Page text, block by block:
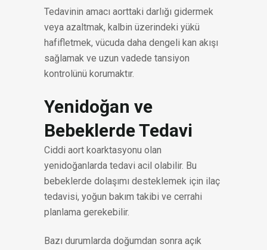
Tedavinin amacı aorttaki darlığı gidermek
veya azaltmak, kalbin üzerindeki yükü
hafifletmek, vücuda daha dengeli kan akışı
sağlamak ve uzun vadede tansiyon
kontrolünü korumaktır.
Yenidoğan ve
Bebeklerde Tedavi
Ciddi aort koarktasyonu olan
yenidoğanlarda tedavi acil olabilir. Bu
bebeklerde dolaşımı desteklemek için ilaç
tedavisi, yoğun bakım takibi ve cerrahi
planlama gerekebilir.
Bazı durumlarda doğumdan sonra açık